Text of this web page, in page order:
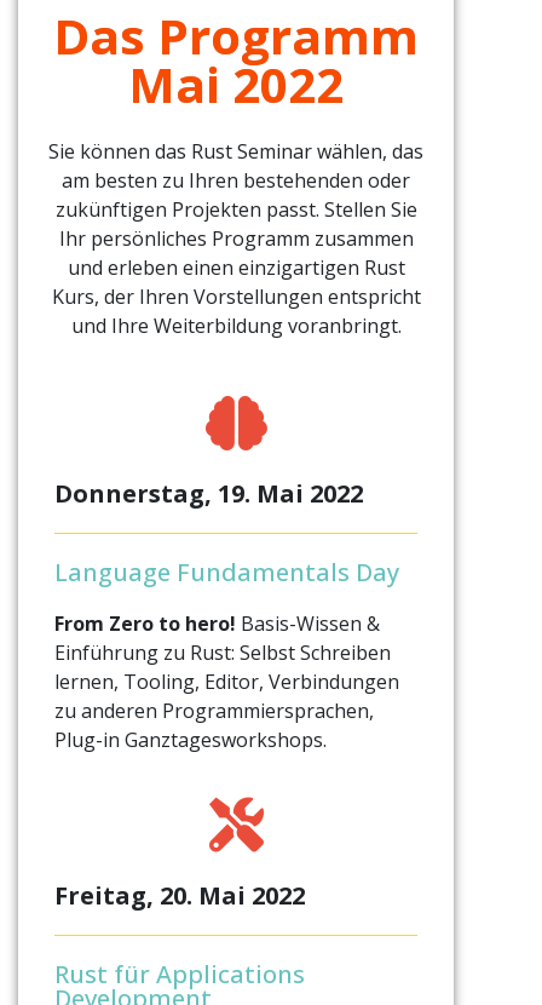
Das Programm
Mai 2022
Sie können das Rust Seminar wählen, das
am besten zu Ihren bestehenden oder
zukünftigen Projekten passt. Stellen Sie
Ihr persönliches Programm zusammen
und erleben einen einzigartigen Rust
Kurs, der Ihren Vorstellungen entspricht
und Ihre Weiterbildung voranbringt.
Donnerstag, 19. Mai 2022
Language Fundamentals Day
From Zero to hero! Basis-Wissen &
Einführung zu Rust: Selbst Schreiben
lernen, Tooling, Editor, Verbindungen
zu anderen Programmiersprachen,
Plug-in Ganztagesworkshops.
Freitag, 20. Mai 2022
Rust für Applications
Development